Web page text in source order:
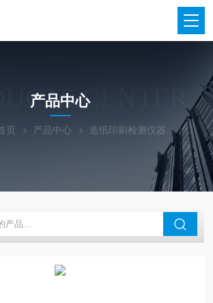
CENTER
产品中心
页 产品中心 造纸印刷检测仪器 电热